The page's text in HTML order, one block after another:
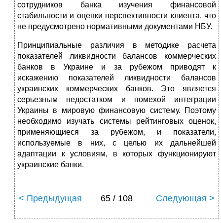
сотрудников банка изучения финансовой
стабильности и оценки перспективности клиента, что
не пре­дусмотрено нормативными документами НБУ.
Принципиальные различия в методике расчета
показателей ликвидности балансов коммерческих
банков в Украине и за рубежом приводят к
искажению показателей ликвидно­сти балансов
украинских коммерческих банков. Это являет­ся
серьезным недостатком и помехой интеграции
Украины в мировую финансовую систему. Поэтому
необходимо изу­чать системы рейтинговых оценок,
применяющиеся за ру­бежом, и показатели,
используемые в них, с целью их даль­нейшей
адаптации к условиям, в которых функционируют
украинские банки.
< Предыдущая 65 / 108 Следующая >